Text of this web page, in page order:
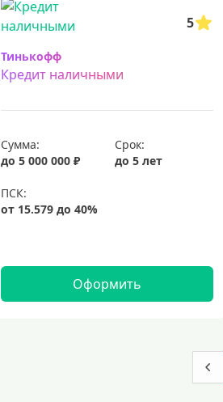
5
Тинькофф
Кредит наличными
Сумма:
до 5 000 000 ₽
Срок:
до 5 лет
Оформить